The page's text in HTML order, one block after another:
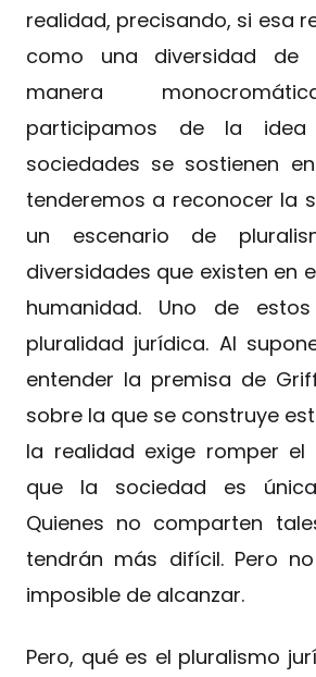
realidad, precisando, si esa
como una diversidad
manera
participamos de la
sociedades se sostienen
tenderemos a reconocer la
un escenario de
diversidades que existen en
humanidad. Uno de
pluralidad jurídica. Al
entender la premisa de
sobre la que se construye
la realidad exige romper
que la sociedad es
Quienes no comparten
tendrán más difícil. Pero
imposible de alcanzar.
Pero, qué es el pluralismo